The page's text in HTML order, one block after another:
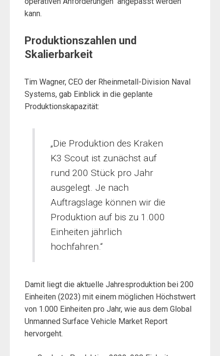
kann.
Produktionszahlen und
Skalierbarkeit
Tim Wagner, CEO der Rheinmetall-Division Naval
Systems, gab Einblick in die geplante
Produktionskapazität:
„Die Produktion des Kraken
K3 Scout ist zunächst auf
rund 200 Stück pro Jahr
ausgelegt. Je nach
Auftragslage können wir die
Produktion auf bis zu 1.000
Einheiten jährlich
hochfahren.“
Damit liegt die aktuelle Jahresproduktion bei 200
Einheiten (2023) mit einem möglichen Höchstwert
von 1.000 Einheiten pro Jahr, wie aus dem Global
Unmanned Surface Vehicle Market Report
hervorgeht.